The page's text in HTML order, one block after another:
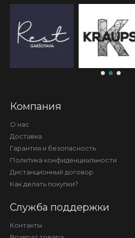
Компания
О нас
Доставка
Гарантия и безопасность
Политика конфиденциальности
Дистанционный договор
Как делать покупки?
Служба поддержки
Контакты